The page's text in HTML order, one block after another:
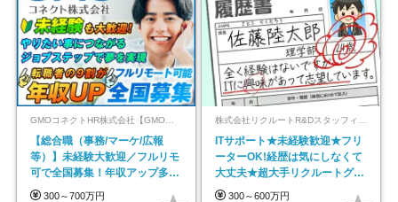
GMOコネクトHR株式会社【GMOインターネットグループ】
【総合職（事務/マーケ/広報
等）】未経験大歓迎／フルリモ
可で全国募集！年収アップ多数
★年休最大130日★
300～700万円
ITサポート★未経験歓迎★フリ
ーターOK!経歴は気にしなくて
大丈夫★超大手リクルートグル
ープの正社員/sg
300～600万円